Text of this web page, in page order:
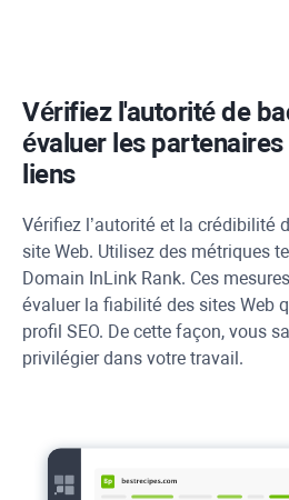
Vérifiez l'autorité de
évaluer les
liens
Vérifiez l’autorité et la crédibilité
site Web. Utilisez des métriques
Domain InLink Rank. Ces
évaluer la fiabilité des sites Web
profil SEO. De cette façon, vous
privilégier dans votre travail.